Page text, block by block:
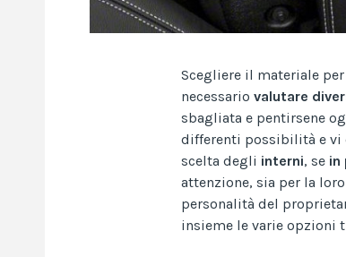
Scegliere il materiale
necessario valutare
sbagliata e pentirsene
differenti possibilità e vi
scelta degli interni, se in
attenzione, sia per la
personalità del
insieme le varie opzioni